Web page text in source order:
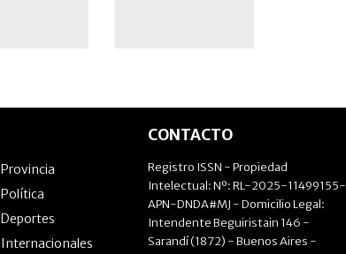
Provincia
Política
Deportes
Internacionales
CONTACTO
Registro ISSN - Propiedad
Intelectual: Nº: RL-2025-11499155-
APN-DNDA#MJ - Domicilio Legal:
Intendente Beguiristain 146 -
Sarandí (1872) - Buenos Aires -